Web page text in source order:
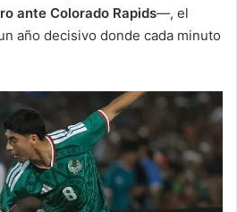
ante Colorado Rapids—, el
año decisivo donde cada minuto